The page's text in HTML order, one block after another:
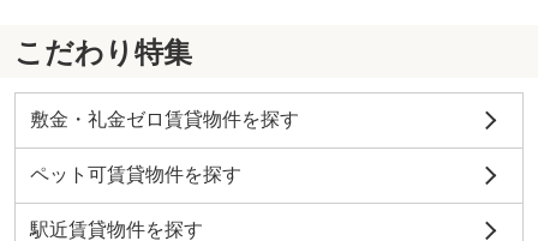
こだわり特集
敷金・礼金ゼロ賃貸物件を探す
ペット可賃貸物件を探す
駅近賃貸物件を探す